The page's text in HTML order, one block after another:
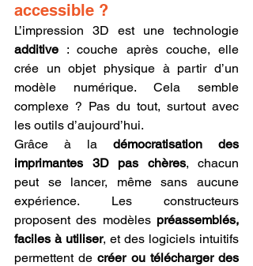
accessible ?
additive : couche après couche, elle
crée un objet physique à partir d’un
modèle numérique. Cela semble
complexe ? Pas du tout, surtout avec
les outils d’aujourd’hui.
Grâce à la démocratisation des
imprimantes 3D pas chères, chacun
peut se lancer, même sans aucune
expérience. Les constructeurs
proposent des modèles préassemblés,
faciles à utiliser, et des logiciels intuitifs
permettent de créer ou télécharger des